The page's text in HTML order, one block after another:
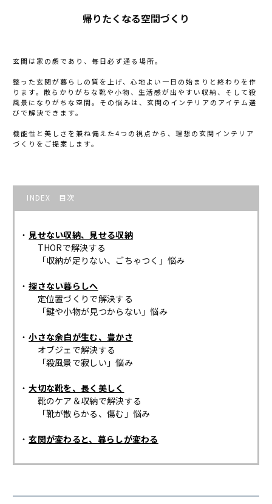
帰りたくなる空間づくり
玄関は家の顔であり、毎日必ず通る場所。
整った玄関が暮らしの質を上げ、心地よい一日の始まりと終わりを作
ります。散らかりがちな靴や小物、生活感が出やすい収納、そして殺
風景になりがちな空間。その悩みは、玄関のインテリアのアイテム選
びで解決できます。
機能性と美しさを兼ね備えた4つの視点から、理想の玄関インテリア
づくりをご提案します。
INDEX 目次
見せない収納、見せる収納
THORで解決する
「収納が足りない、ごちゃつく」悩み
探さない暮らしへ
定位置づくりで解決する
「鍵や小物が見つからない」悩み
小さな余白が生む、豊かさ
オブジェで解決する
「殺風景で寂しい」悩み
大切な靴を、長く美しく
靴のケア＆収納で解決する
「靴が散らかる、傷む」悩み
玄関が変わると、暮らしが変わる